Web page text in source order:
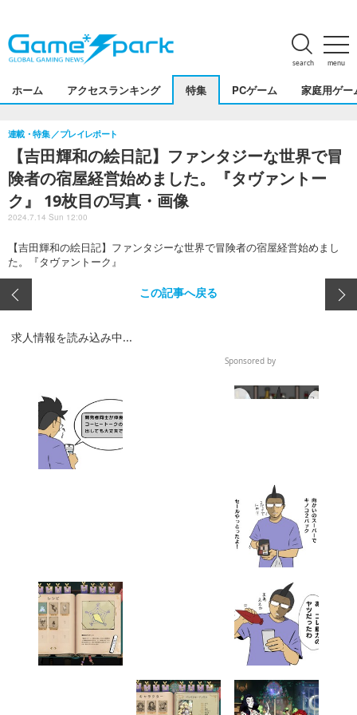
menu
search
ホーム アクセスランキング 特集 PCゲーム 家庭用ゲー
【吉田輝和の絵日記】ファンタジーな世界で冒
険者の宿屋経営始めました。『タヴァントー
ク』 19枚目の写真・画像
連載・特集 プレイレポート
2024.7.14 Sun 12:00
【吉田輝和の絵日記】ファンタジーな世界で冒険者の宿屋経営始めまし
求人情報を読み込み中...
Sponsored by